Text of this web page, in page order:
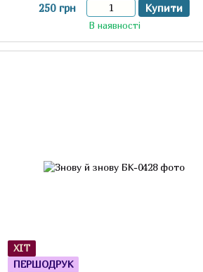
250 грн Купити
В наявності
ХІТ
ПЕРШОДРУК